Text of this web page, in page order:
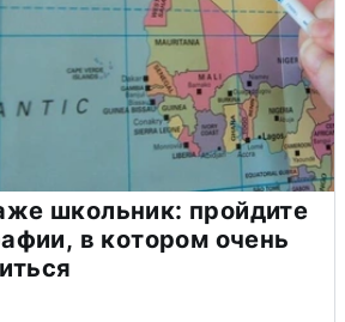
школьник: пройдите
в котором очень